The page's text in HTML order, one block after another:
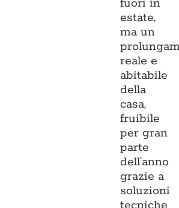
fuori in
estate,
ma un
reale e
abitabile
della
casa,
fruibile
per gran
parte
dell’anno
grazie a
soluzioni